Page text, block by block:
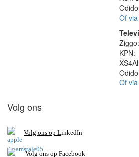
Of
KPN:
Of
Volg ons
Volg ons op LinkedIn
Volg ons op Facebook